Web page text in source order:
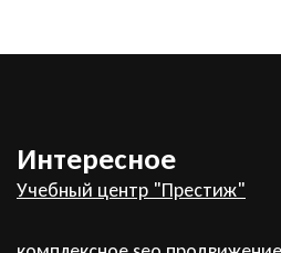
Интересное
Учебный центр "Престиж"